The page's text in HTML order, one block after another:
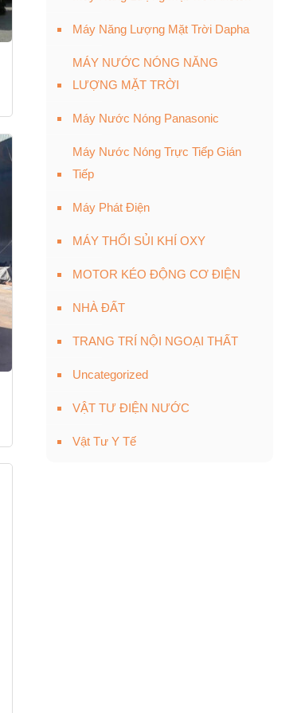
Máy Năng Lượng Mặt Trời Dapha
MÁY NƯỚC NÓNG NĂNG
LƯỢNG MẶT TRỜI
Máy Nước Nóng Panasonic
Máy Nước Nóng Trực Tiếp Gián
Tiếp
Máy Phát Điện
MÁY THỔI SỦI KHÍ OXY
MOTOR KÉO ĐỘNG CƠ ĐIỆN
NHÀ ĐẤT
TRANG TRÍ NỘI NGOẠI THẤT
Uncategorized
VẬT TƯ ĐIỆN NƯỚC
Vật Tư Y Tế